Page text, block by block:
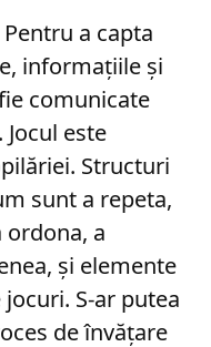
Pentru a capta
informațiile și
comunicate
este
Structuri
sunt a repeta,
ordona, a
și elemente
S-ar putea
de învățare